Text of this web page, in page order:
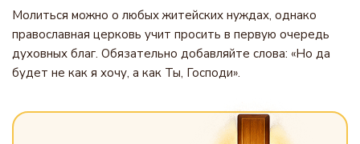
Молиться можно о любых житейских нуждах, однако
православная церковь учит просить в первую очередь
духовных благ. Обязательно добавляйте слова: «Но да
будет не как я хочу, а как Ты, Господи».